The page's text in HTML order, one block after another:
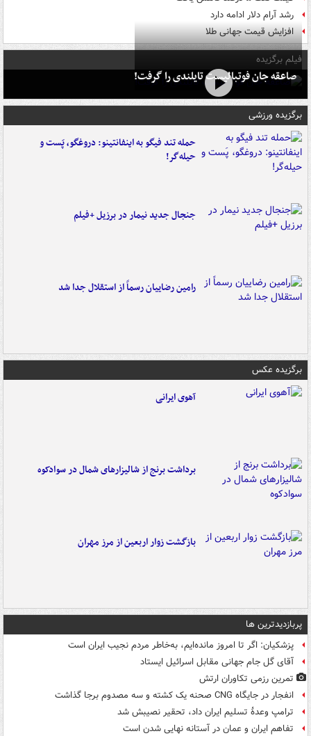
رشد آرام دلار ادامه دارد
افزایش قیمت جهانی طلا
فیلم برگزیده
صاعقه جان فوتبالیست تایلندی را گرفت!
برگزیده ورزشی
حمله تند فیگو به اینفانتینو: دروغگو، پَست‌ و
حیله‌گر!
جنجال جدید نیمار در برزیل +فیلم
رامین رضاییان رسماً از استقلال جدا شد
برگزیده عکس
آهوی ایرانی
برداشت برنج از شالیزارهای شمال در سوادکوه
بازگشت زوار اربعین از مرز مهران
پربازدیدترین ها
پزشکیان: اگر تا امروز مانده‌ایم، به‌خاطر مردم نجیب ایران است
آقای گل جام جهانی مقابل اسرائیل ایستاد
تمرین رزمی تکاوران ارتش
انفجار در جایگاه CNG صحنه یک کشته و سه مصدوم برجا گذاشت
ترامپ وعدۀ تسلیم ایران داد، تحقیر نصیبش شد
تفاهم ایران و عمان در آستانه نهایی شدن است